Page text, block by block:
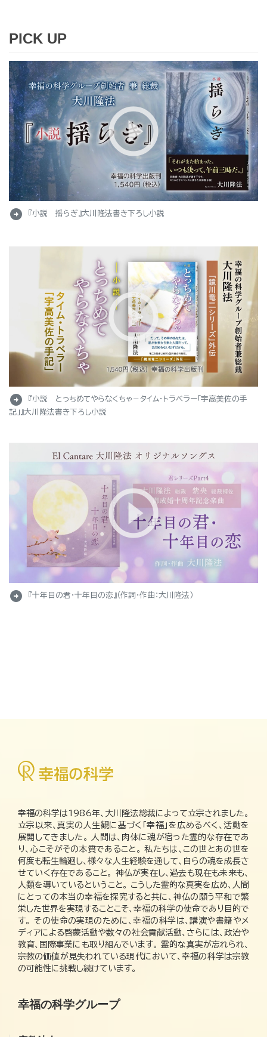
PICK UP
arrow_circle_right 『小説 揺らぎ』大川隆法書き下ろし小説
arrow_circle_right
『小説 とっちめてやらなくちゃ－タイム・トラベラー「宇高美佐の手
記」』大川隆法書き下ろし小説
arrow_circle_right 『十年目の君・十年目の恋』（作詞・作曲：大川隆法）
幸福の科学は1986年、大川隆法総裁によって立宗されました。
立宗以来、真実の人生観に基づく「幸福」を広めるべく、活動を
展開してきました。 人間は、肉体に魂が宿った霊的な存在であ
り、心こそがその本質であること。 私たちは、この世とあの世を
何度も転生輪廻し、様々な人生経験を通して、自らの魂を成長さ
せていく存在であること。 神仏が実在し、過去も現在も未来も、
人類を導いているということ。 こうした霊的な真実を広め、人間
にとっての本当の幸福を探究すると共に、神仏の願う平和で繁
栄した世界を実現することこそ、幸福の科学の使命であり目的で
す。 その使命の実現のために、幸福の科学は、講演や書籍やメ
ディアによる啓蒙活動や数々の社会貢献活動、さらには、政治や
教育、国際事業にも取り組んでいます。 霊的な真実が忘れられ、
宗教の価値が見失われている現代において、幸福の科学は宗教
の可能性に挑戦し続けています。
幸福の科学グループ